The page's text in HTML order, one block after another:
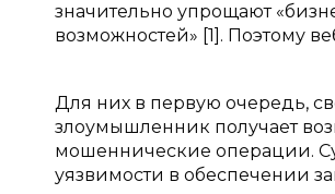
значительно упрощают
возможностей» [1]. Поэтому
Для них в первую очередь,
злоумышленник получает
мошеннические операции.
уязвимости в обеспечении